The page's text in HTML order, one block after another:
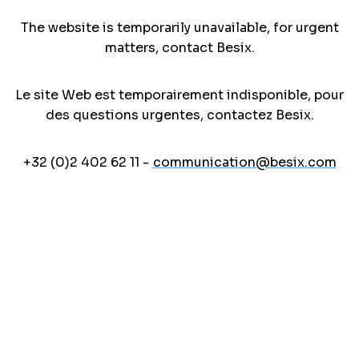
The website is temporarily unavailable, for urgent
matters, contact Besix.
Le site Web est temporairement indisponible, pour
des questions urgentes, contactez Besix.
+32 (0)2 402 62 11 - communication@besix.com